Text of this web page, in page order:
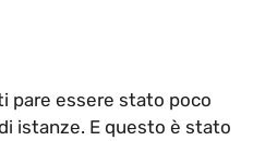
pare essere stato poco
istanze. E questo è stato